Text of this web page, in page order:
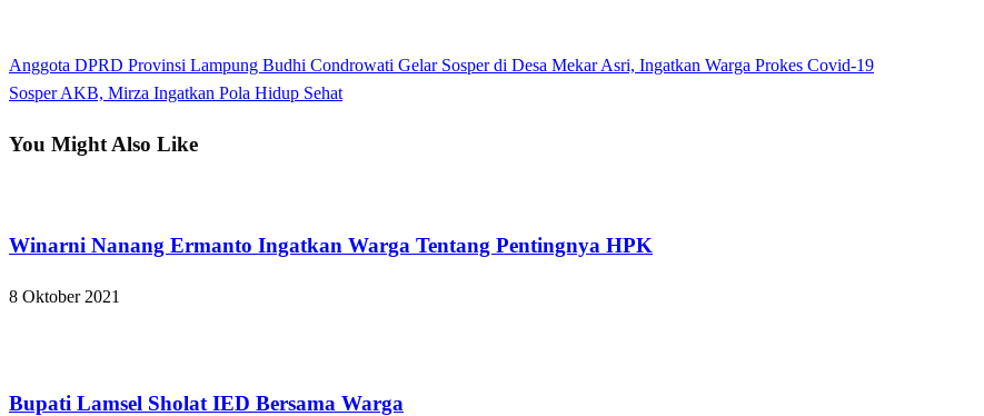
Navigasi
Previous
Post
Anggota DPRD Provinsi Lampung Budhi Condrowati Gelar Sosper di Desa Mekar Asri, Ingatkan Warga Prokes Covid-19
Next
Sosper AKB, Mirza Ingatkan Pola Hidup Sehat
You Might Also Like
Winarni Nanang Ermanto Ingatkan Warga Tentang Pentingnya HPK
8 Oktober 2021
Bupati Lamsel Sholat IED Bersama Warga